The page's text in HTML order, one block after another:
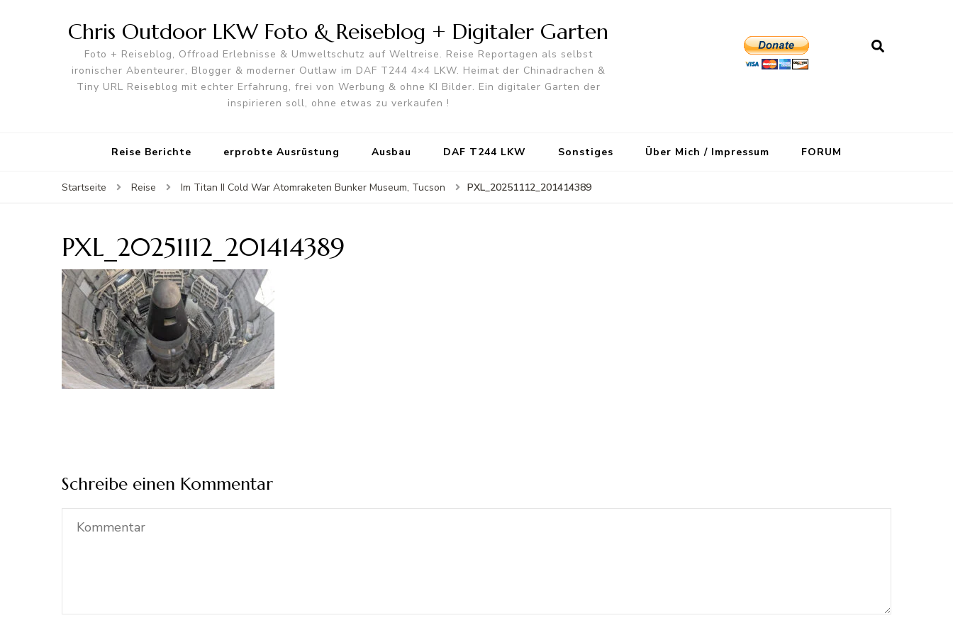
Chris Outdoor LKW Foto & Reiseblog + Digitaler Garten
Foto + Reiseblog, Offroad Erlebnisse & Umweltschutz auf Weltreise. Reise Reportagen als selbst
ironischer Abenteurer, Blogger & moderner Outlaw im DAF T244 4×4 LKW. Heimat der Chinadrachen &
Tiny URL Reiseblog mit echter Erfahrung, frei von Werbung & ohne KI Bilder. Ein digitaler Garten der
inspirieren soll, ohne etwas zu verkaufen !
Reise Berichte erprobte Ausrüstung Ausbau DAF T244 LKW Sonstiges Über Mich / Impressum FORUM
Startseite Reise Im Titan II Cold War Atomraketen Bunker Museum, Tucson PXL_20251112_201414389
PXL_20251112_201414389
Schreibe einen Kommentar